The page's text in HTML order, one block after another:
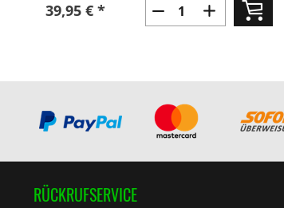
39,95 € *
RÜCKRUFSERVICE